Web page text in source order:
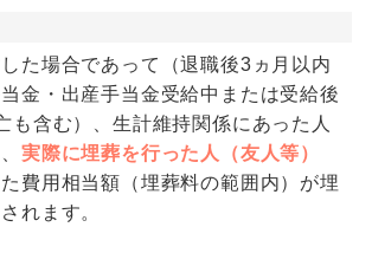
た場合であって（退職後3ヵ月以内
金・出産手当金受給中または受給後
も含む）、生計維持関係にあった人
実際に埋葬を行った人（友人等）
費用相当額（埋葬料の範囲内）が埋
れます。